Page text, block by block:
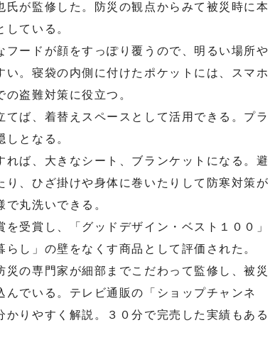
が監修した。防災の観点からみて被災時に本
ている。
ードが顔をすっぽり覆うので、明るい場所や
い。寝袋の内側に付けたポケットには、スマホ
盗難対策に役立つ。
ば、着替えスペースとして活用できる。プラ
となる。
ば、大きなシート、ブランケットになる。避
り、ひざ掛けや身体に巻いたりして防寒対策が
丸洗いできる。
受賞し、「グッドデザイン・ベスト１００」
し」の壁をなくす商品として評価された。
の専門家が細部までこだわって監修し、被災
んでいる。テレビ通販の「ショップチャンネ
かりやすく解説。３０分で完売した実績もある